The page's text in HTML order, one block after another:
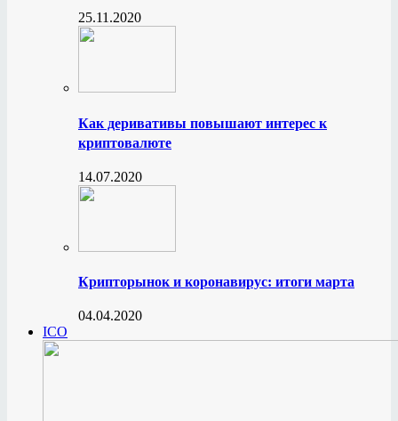
25.11.2020
Как деривативы повышают интерес к
криптовалюте
14.07.2020
Крипторынок и коронавирус: итоги марта
04.04.2020
ICO